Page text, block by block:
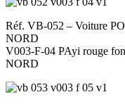
Réf. VB-052 – Voiture
NORD
V003-F-04 PAyi rouge
NORD